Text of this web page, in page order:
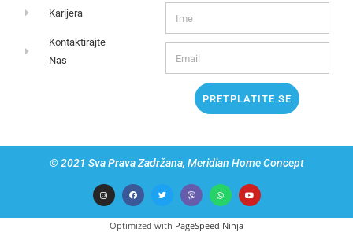
Karijera
Kontaktirajte
Nas
PRETPLATITE SE
© 2021 Sva Prava Zadržana, Meridian Home Concept
Optimized with PageSpeed Ninja